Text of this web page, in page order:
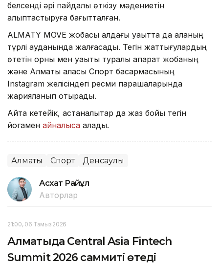
белсенді әрі пайдалы өткізу мәдениетін
қалыптастыруға бағытталған.
ALMATY MOVE жобасы алдағы уақытта да қаланың
түрлі ауданында жалғасады. Тегін жаттығулардың
өтетін орны мен уақыты туралы ақпарат жобаның
және Алматы қаласы Спорт басқармасының
Instagram желісіндегі ресми парақшаларында
жарияланып отырады.
Айта кетейік, астаналықтар да жаз бойы тегін
йогамен айналыса алады.
Алматы Спорт Денсаулық
Асхат Райқұл
Авторлар
21:00, 06 Тамыз 2026
Алматыда Central Asia Fintech
Summit 2026 саммиті өтеді